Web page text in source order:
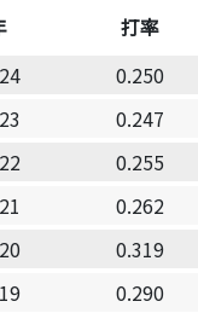
打率
0.250
0.247
0.255
0.262
0.319
0.290